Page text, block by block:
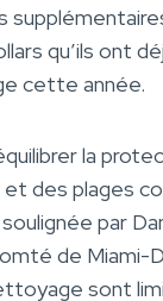
qu’ils ont
cette année.
la
des plages
par
de Miami-
sont